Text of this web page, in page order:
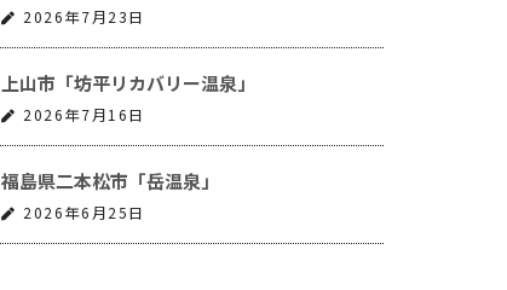
2026年7月23日
上山市「坊平リカバリー温泉」
2026年7月16日
福島県二本松市「岳温泉」
2026年6月25日